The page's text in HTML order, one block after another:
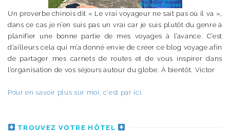
Un proverbe chinois dit « Le vrai voyageur ne sait pas où il va »,
dans ce cas je n’en suis pas un vrai car je suis plutôt du genre à
planifier une bonne partie de mes voyages à l’avance. C’est
d’ailleurs cela qui m’a donné envie de créer ce blog voyage afin
de partager mes carnets de routes et de vous inspirer dans
l’organisation de vos séjours autour du globe. À bientôt. Victor
Pour en savoir plus sur moi, c'est par ici.
TROUVEZ VOTRE HÔTEL